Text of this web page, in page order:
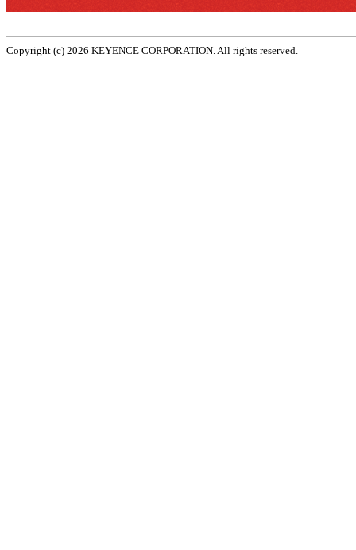
Copyright (c) 2026 KEYENCE CORPORATION. All rights reserved.